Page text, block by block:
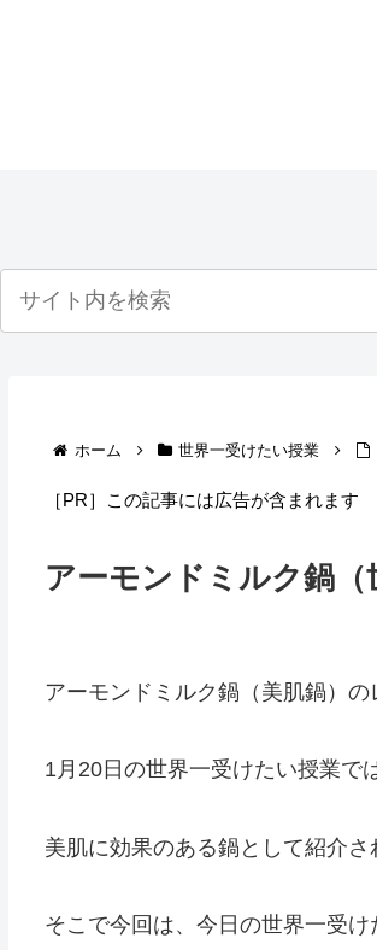
ホーム 世界一受けたい授業
［PR］この記事には広告が含まれます
アーモンドミルク鍋
アーモンドミルク鍋（美肌鍋）の
1月20日の世界一受けたい授業
美肌に効果のある鍋として紹介さ
そこで今回は、今日の世界一受